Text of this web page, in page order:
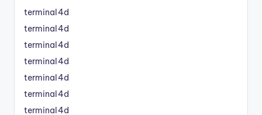
terminal4d
terminal4d
terminal4d
terminal4d
terminal4d
terminal4d
terminal4d